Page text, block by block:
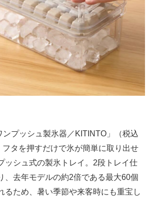
プッシュ製氷器／KITINTO」（税込
タを押すだけで氷が簡単に取り出せ
ッシュ式の製氷トレイ。2段トレイ仕
、去年モデルの約2倍である最大60個
るため、暑い季節や来客時にも重宝し